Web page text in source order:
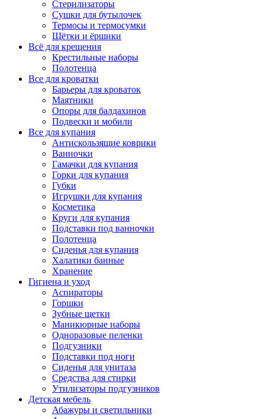
Стерилизаторы
Сушки для бутылочек
Термосы и термосумки
Щётки и ёршики
Всё для крещения
Крестильные наборы
Полотенца
Все для кроватки
Барьеры для кроваток
Маятники
Опоры для балдахинов
Подвески и мобили
Все для купания
Антискользящие коврики
Ванночки
Гамачки для купания
Горки для купания
Губки
Игрушки для купания
Косметика
Круги для купания
Подставки под ванночки
Полотенца
Сиденья для купания
Халатики банные
Хранение
Гигиена и уход
Аспираторы
Горшки
Зубные щетки
Маникюрные наборы
Одноразовые пеленки
Подгузники
Подставки под ноги
Сиденья для унитаза
Средства для стирки
Утилизаторы подгузников
Детская мебель
Абажуры и светильники